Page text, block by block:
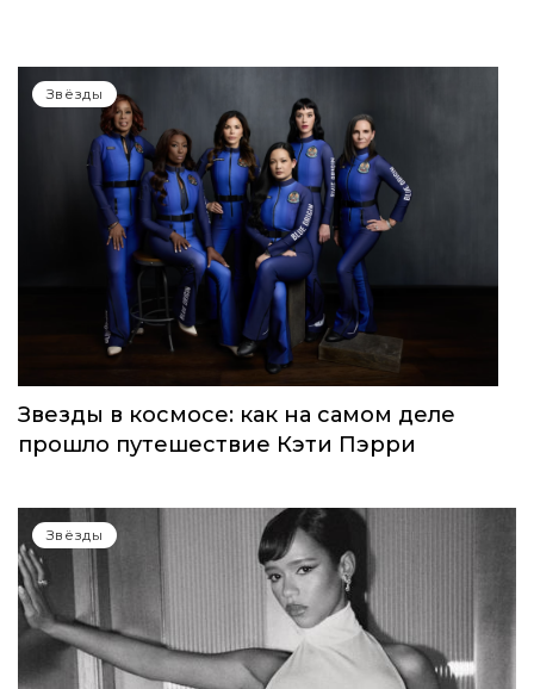
Звёзды
Звезды в космосе: как на самом деле
прошло путешествие Кэти Пэрри
Звёзды